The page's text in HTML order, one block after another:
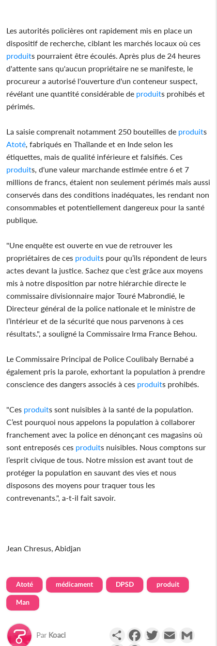
Les autorités policières ont rapidement mis en place un
dispositif de recherche, ciblant les marchés locaux où ces
produits pourraient être écoulés. Après plus de 24 heures
d'attente sans qu'aucun propriétaire ne se manifeste, le
procureur a autorisé l'ouverture d'un conteneur suspect,
révélant une quantité considérable de produits prohibés et
périmés.
La saisie comprenait notamment 250 bouteilles de produits
Atoté, fabriqués en Thaïlande et en Inde selon les
étiquettes, mais de qualité inférieure et falsifiés. Ces
produits, d'une valeur marchande estimée entre 6 et 7
millions de francs, étaient non seulement périmés mais aussi
conservés dans des conditions inadéquates, les rendant non
consommables et potentiellement dangereux pour la santé
publique.
"Une enquête est ouverte en vue de retrouver les
propriétaires de ces produits pour qu’ils répondent de leurs
actes devant la justice. Sachez que c’est grâce aux moyens
mis à notre disposition par notre hiérarchie directe le
commissaire divisionnaire major Touré Mabrondié, le
Directeur général de la police nationale et le ministre de
l’intérieur et de la sécurité que nous parvenons à ces
résultats.", a souligné la Commissaire Irma France Behou.
Le Commissaire Principal de Police Coulibaly Bernabé a
également pris la parole, exhortant la population à prendre
conscience des dangers associés à ces produits prohibés.
"Ces produits sont nuisibles à la santé de la population.
C’est pourquoi nous appelons la population à collaborer
franchement avec la police en dénonçant ces magasins où
sont entreposés ces produits nuisibles. Nous comptons sur
l’esprit civique de tous. Notre mission est avant tout de
protéger la population en sauvant des vies et nous
disposons des moyens pour traquer tous les
contrevenants.", a-t-il fait savoir.
Jean Chresus, Abidjan
Atoté médicament DPSD produit
Man
Par Koaci PartagerFacebookTwitterEmail